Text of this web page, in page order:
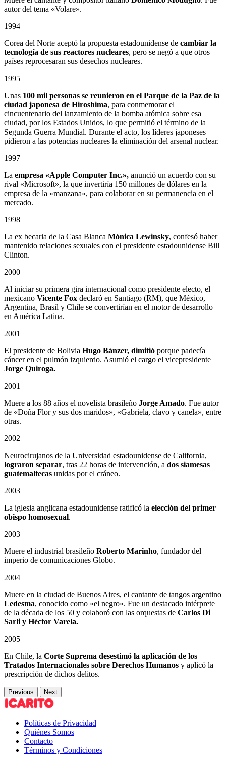
autor del tema «Volare».
1994
Corea del Norte aceptó la propuesta estadounidense de cambiar la
tecnología de sus reactores nucleares, pero se negó a que otros
países reprocesaran sus desechos nucleares.
1995
Unas 100 mil personas se reunieron en el Parque de la Paz de la
ciudad japonesa de Hiroshima, para conmemorar el
cincuentenario del lanzamiento de la bomba atómica sobre esa
ciudad, por los Estados Unidos, lo que permitió el término de la
Segunda Guerra Mundial. Durante el acto, los líderes japoneses
pidieron a las potencias nucleares la eliminación del arsenal nuclear.
1997
La empresa «Apple Computer Inc.», anunció un acuerdo con su
rival «Microsoft», la que invertiría 150 millones de dólares en la
empresa de la «manzana», para colaborar en su permanencia en el
mercado.
1998
La ex becaria de la Casa Blanca Mónica Lewinsky, confesó haber
mantenido relaciones sexuales con el presidente estadounidense Bill
Clinton.
2000
Al iniciar su primera gira internacional como presidente electo, el
mexicano Vicente Fox declaró en Santiago (RM), que México,
Argentina, Brasil y Chile se convertirían en el motor de desarrollo
en América Latina.
2001
El presidente de Bolivia Hugo Bánzer, dimitió porque padecía
cáncer en el pulmón izquierdo. Asumió el cargo el vicepresidente
Jorge Quiroga.
2001
Muere a los 88 años el novelista brasileño Jorge Amado. Fue autor
de «Doña Flor y sus dos maridos», «Gabriela, clavo y canela», entre
otras.
2002
Neurocirujanos de la Universidad estadounidense de California,
lograron separar, tras 22 horas de intervención, a dos siamesas
guatemaltecas unidas por el cráneo.
2003
La iglesia anglicana estadounidense ratificó la elección del primer
obispo homosexual.
2003
Muere el industrial brasileño Roberto Marinho, fundador del
imperio de comunicaciones Globo.
2004
Muere en la ciudad de Buenos Aires, el cantante de tangos argentino
Ledesma, conocido como «el negro». Fue un destacado intérprete
de la década de los 50 y colaboró con las orquestas de Carlos Di
Sarli y Héctor Varela.
2005
En Chile, la Corte Suprema desestimó la aplicación de los
Tratados Internacionales sobre Derechos Humanos y aplicó la
prescripción de dichos delitos.
Previous Next
Políticas de Privacidad
Quiénes Somos
Contacto
Términos y Condiciones